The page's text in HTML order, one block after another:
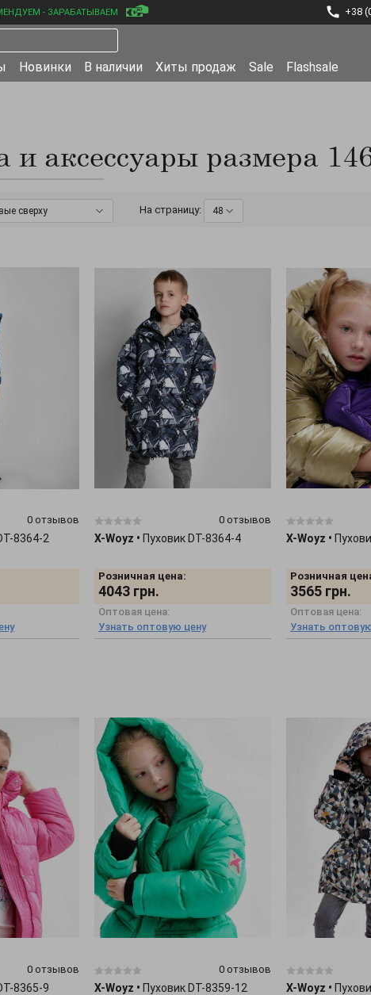
- ЗАРАБАТЫВАЕМ +38
Новинки В наличии Хиты продаж Sale Flashsale
и аксессуары размера
сверху На страницу: 48
0 отзывов
8364-2
0 отзывов
X-Woyz • Пуховик DT-8364-4
Розничная цена:
4043 грн.
Оптовая цена:
Узнать оптовую цену
X-Woyz •
Розничная
3565 грн.
Оптовая цена:
Узнать
0 отзывов
8365-9
0 отзывов
X-Woyz • Пуховик DT-8359-12 X-Woyz •